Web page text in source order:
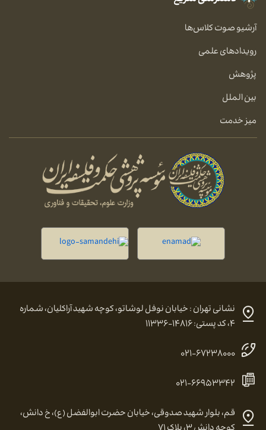
آرشیو صوت کلاس‌ها
رویدادهای علمی
پژوهش
بین الملل
میز خدمت
نشانی تهران : خیابان نوفل لوشاتو، کوچه شهید آراکلیان، شماره
۴، کد پستی: ۱۴۸۱۶-۱۱۳۳۶
۰۲۱-۶۷۲۳۸۰۰۰
۰۲۱-۶۶۹۵۳۳۴۲
قم، بلوار شهید صدوقی، خیابان حضرت ابوالفضل (ع)، خ دانش،